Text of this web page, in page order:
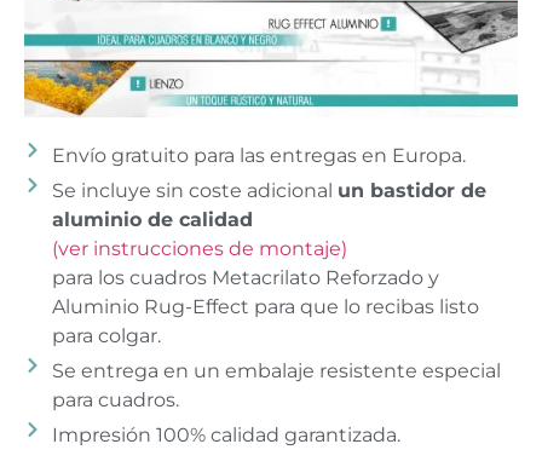
Envío gratuito para las entregas en Europa.
Se incluye sin coste adicional un bastidor de
aluminio de calidad
(ver instrucciones de montaje)
para los cuadros Metacrilato Reforzado y
Aluminio Rug-Effect para que lo recibas listo
para colgar.
Se entrega en un embalaje resistente especial
para cuadros.
Impresión 100% calidad garantizada.